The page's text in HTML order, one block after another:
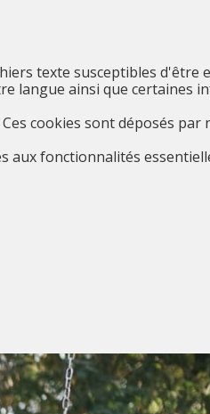
texte susceptibles d'être
langue ainsi que certaines
cookies sont déposés par
aux fonctionnalités